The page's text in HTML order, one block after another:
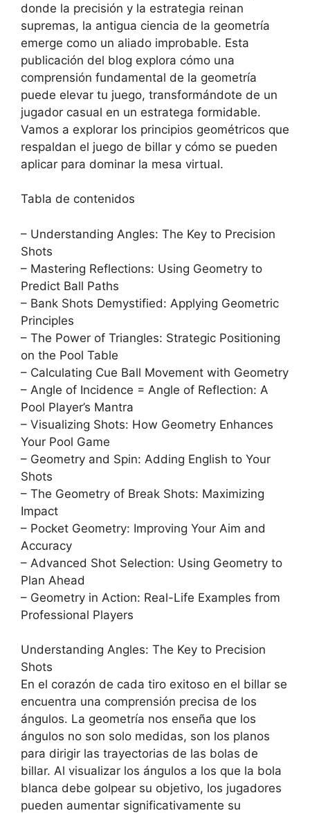
donde la precisión y la estrategia reinan
supremas, la antigua ciencia de la geometría
emerge como un aliado improbable. Esta
publicación del blog explora cómo una
comprensión fundamental de la geometría
puede elevar tu juego, transformándote de un
jugador casual en un estratega formidable.
Vamos a explorar los principios geométricos que
respaldan el juego de billar y cómo se pueden
aplicar para dominar la mesa virtual.
Tabla de contenidos
– Understanding Angles: The Key to Precision
Shots
– Mastering Reflections: Using Geometry to
Predict Ball Paths
– Bank Shots Demystified: Applying Geometric
Principles
– The Power of Triangles: Strategic Positioning
on the Pool Table
– Calculating Cue Ball Movement with Geometry
– Angle of Incidence = Angle of Reflection: A
Pool Player’s Mantra
– Visualizing Shots: How Geometry Enhances
Your Pool Game
– Geometry and Spin: Adding English to Your
Shots
– The Geometry of Break Shots: Maximizing
Impact
– Pocket Geometry: Improving Your Aim and
Accuracy
– Advanced Shot Selection: Using Geometry to
Plan Ahead
– Geometry in Action: Real-Life Examples from
Professional Players
Understanding Angles: The Key to Precision
Shots
En el corazón de cada tiro exitoso en el billar se
encuentra una comprensión precisa de los
ángulos. La geometría nos enseña que los
ángulos no son solo medidas, son los planos
para dirigir las trayectorias de las bolas de
billar. Al visualizar los ángulos a los que la bola
blanca debe golpear su objetivo, los jugadores
pueden aumentar significativamente su